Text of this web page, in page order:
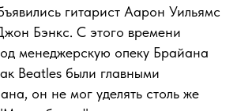
гитарист Аарон Уильямс
Бэнкс. С этого времени
менеджерскую опеку Брайана
Beatles были главными
он не мог уделять столь же